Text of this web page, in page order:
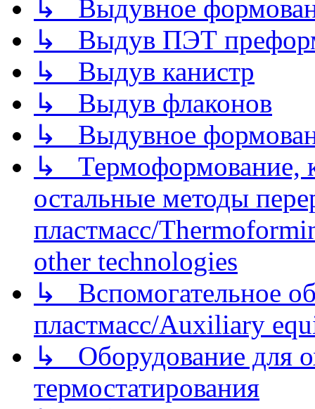
↳ Выдувное
↳ Выдув ПЭТ
↳ Выдув канистр
↳ Выдув флаконов
↳ Выдувное
↳ Термоформование,
остальные методы
пластмасс/
other technologies
↳ Вспомогательное
пластмасс/Auxiliary
↳ Оборудование для
термостатирования